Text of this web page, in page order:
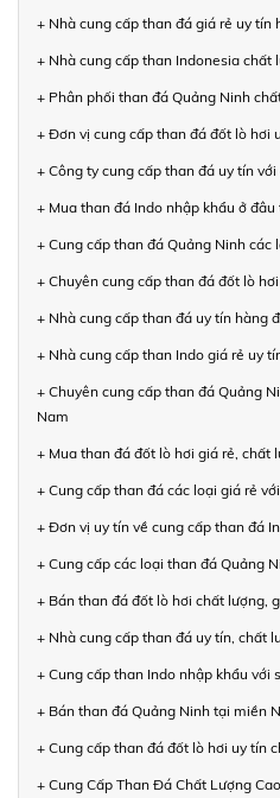
+ Nhà cung cấp than đá giá rẻ uy tín
+ Nhà cung cấp than Indonesia chất
+ Phân phối than đá Quảng Ninh
+ Đơn vị cung cấp than đá đốt lò hơi
+ Công ty cung cấp than đá uy tín
+ Mua than đá Indo nhập khẩu ở đâu
+ Cung cấp than đá Quảng Ninh các
+ Chuyên cung cấp than đá đốt lò
+ Nhà cung cấp than đá uy tín hàng
+ Nhà cung cấp than Indo giá rẻ uy
+ Chuyên cung cấp than đá Quảng
Nam
+ Mua than đá đốt lò hơi giá rẻ, chất
+ Cung cấp than đá các loại giá rẻ
+ Đơn vị uy tín về cung cấp than đá
+ Cung cấp các loại than đá Quảng
+ Bán than đá đốt lò hơi chất lượng,
+ Nhà cung cấp than đá uy tín, chất
+ Cung cấp than Indo nhập khẩu với
+ Bán than đá Quảng Ninh tại miền
+ Cung cấp than đá đốt lò hơi uy tín
+ Cung Cấp Than Đá Chất Lượng